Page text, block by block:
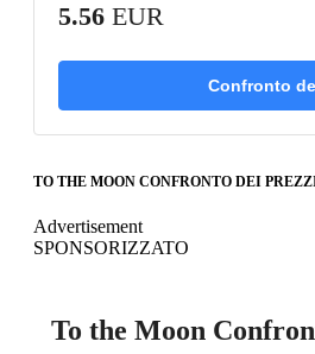
5.56 EUR
Confronto
TO THE MOON CONFRONTO DEI
Advertisement
SPONSORIZZATO
To the Moon